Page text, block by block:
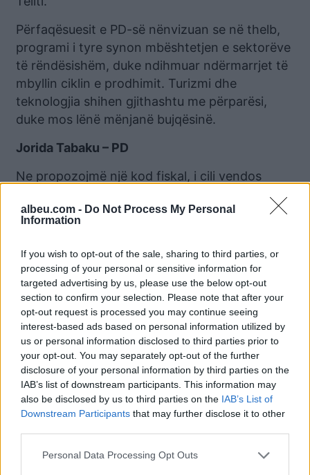
albeu.com - Do Not Process My Personal
Information
If you wish to opt-out of the sale, sharing to third parties, or
processing of your personal or sensitive information for
targeted advertising by us, please use the below opt-out
section to confirm your selection. Please note that after your
opt-out request is processed you may continue seeing
interest-based ads based on personal information utilized by
us or personal information disclosed to third parties prior to
your opt-out. You may separately opt-out of the further
disclosure of your personal information by third parties on the
IAB’s list of downstream participants. This information may
also be disclosed by us to third parties on the IAB’s List of
Downstream Participants that may further disclose it to other
Personal Data Processing Opt Outs
Përfaqësuesit e PD-së nënvizuan se në thelb,
programi i tyre synon mbështetjen e sektorëve
të rëndësishëm, duke ndihmuar ndërmarrjet të
mbyllin ciklin e prodhimit. Turizmi dhe
teknologjia shihen gjithashtu me përparësi,
duke mos lënë mënjanë bujqësinë.
Jorida Tabaku – PD
Ne propozojmë një kod fiskal, i cili vendos
ofruar qëndrueshmëri dhe parashikueshmëri
sheshtë. Pra do të vendosim një marrëveshje
me biznesin që ditën e parë. Do të fillojmë me
tatimfitimin, do vijojmë me të ardhurat
personale por edhe elemente që lidhen me
transaksionet si dhe ristrukturimin e TVSH-së
Dorjan Teliti – PD
Ne do të ulim tatimfitimin për biznesin nga 15%
në 10%, duke bërë që sipërmarrja t’i riinvestojë
këto para. Ne mendojmë se çdo biznes me
xhiro vjetore deri në 18 milionë lekë, të jetë i
përjashtuar nga TVSH dhe tatimi mbi të